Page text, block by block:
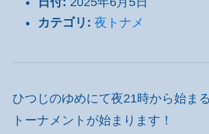
カテゴリ: 夜トナメ
ひつじのゆめにて夜21時から始ま
トーナメントが始まります！